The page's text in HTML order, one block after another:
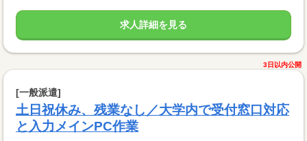
求人詳細を見る
3日以内公開
[一般派遣]
土日祝休み、残業なし／大学内で受付窓口対応
と入力メインPC作業